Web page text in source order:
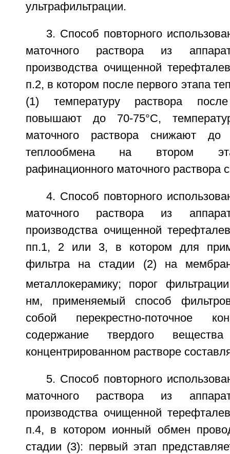
ультрафильтрации.
3. Способ повторного
маточного раствора из
производства очищенной
п.2, в котором после первого этапа
(1) температуру раствора
повышают до 70-75°С,
маточного раствора снижают
теплообмена на втором
рафинационного маточного раствора
4. Способ повторного
маточного раствора из
производства очищенной
пп.1, 2 или 3, в котором для
фильтра на стадии (2) на
металлокерамику; порог
нм, применяемый способ
собой перекрестно-поточное
содержание твердого
концентрированном растворе
5. Способ повторного
маточного раствора из
производства очищенной
п.4, в котором ионный обмен
стадии (3): первый этап